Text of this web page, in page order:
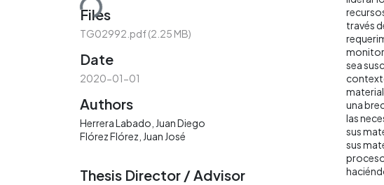
Files
TG02992.pdf(2.25 MB)
Date
2020-01-01
Authors
Herrera Labado, Juan Diego
Flórez Flórez, Juan José
Thesis Director / Advisor
través
sea
una
las
sus
sus